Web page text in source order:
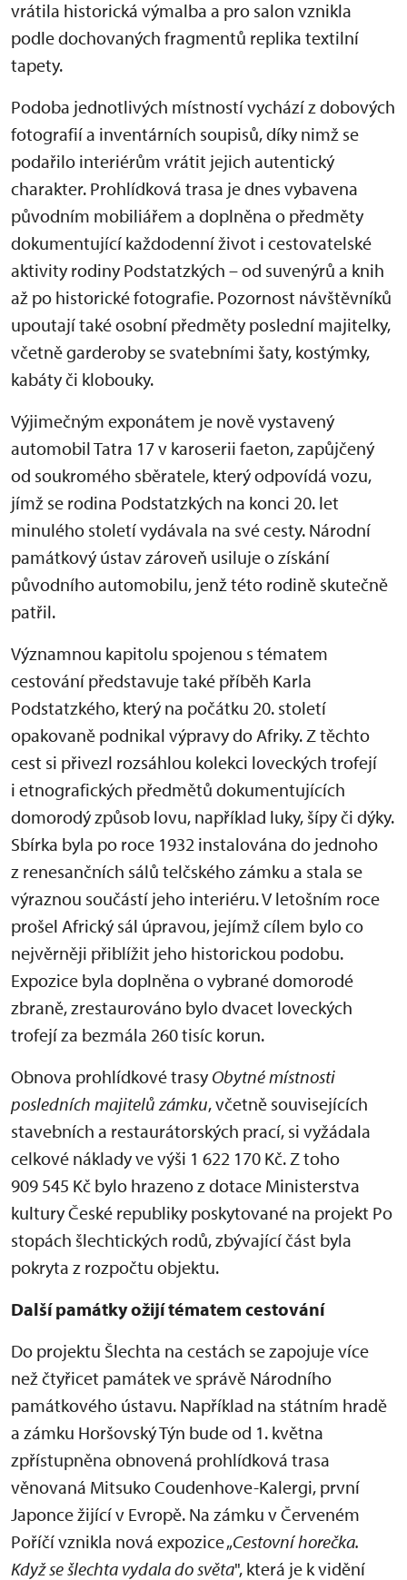
vrátila historická výmalba a pro salon vznikla
podle dochovaných fragmentů replika textilní
tapety.
Podoba jednotlivých místností vychází z dobových
fotografií a inventárních soupisů, díky nimž se
podařilo interiérům vrátit jejich autentický
charakter. Prohlídková trasa je dnes vybavena
původním mobiliářem a doplněna o předměty
dokumentující každodenní život i cestovatelské
aktivity rodiny Podstatzkých – od suvenýrů a knih
až po historické fotografie. Pozornost návštěvníků
upoutají také osobní předměty poslední majitelky,
včetně garderoby se svatebními šaty, kostýmky,
kabáty či klobouky.
Výjimečným exponátem je nově vystavený
automobil Tatra 17 v karoserii faeton, zapůjčený
od soukromého sběratele, který odpovídá vozu,
jímž se rodina Podstatzkých na konci 20. let
minulého století vydávala na své cesty. Národní
památkový ústav zároveň usiluje o získání
původního automobilu, jenž této rodině skutečně
patřil.
Významnou kapitolu spojenou s tématem
cestování představuje také příběh Karla
Podstatzkého, který na počátku 20. století
opakovaně podnikal výpravy do Afriky. Z těchto
cest si přivezl rozsáhlou kolekci loveckých trofejí
i etnografických předmětů dokumentujících
domorodý způsob lovu, například luky, šípy či dýky.
Sbírka byla po roce 1932 instalována do jednoho
z renesančních sálů telčského zámku a stala se
výraznou součástí jeho interiéru. V letošním roce
prošel Africký sál úpravou, jejímž cílem bylo co
nejvěrněji přiblížit jeho historickou podobu.
Expozice byla doplněna o vybrané domorodé
zbraně, zrestaurováno bylo dvacet loveckých
trofejí za bezmála 260 tisíc korun.
Obnova prohlídkové trasy Obytné místnosti
posledních majitelů zámku, včetně souvisejících
stavebních a restaurátorských prací, si vyžádala
celkové náklady ve výši 1 622 170 Kč. Z toho
909 545 Kč bylo hrazeno z dotace Ministerstva
kultury České republiky poskytované na projekt Po
stopách šlechtických rodů, zbývající část byla
pokryta z rozpočtu objektu.
Další památky ožijí tématem cestování
Do projektu Šlechta na cestách se zapojuje více
než čtyřicet památek ve správě Národního
památkového ústavu. Například na státním hradě
a zámku Horšovský Týn bude od 1. května
zpřístupněna obnovená prohlídková trasa
věnovaná Mitsuko Coudenhove-Kalergi, první
Japonce žijící v Evropě. Na zámku v Červeném
Poříčí vznikla nová expozice „Cestovní horečka.
Když se šlechta vydala do světa", která je k vidění